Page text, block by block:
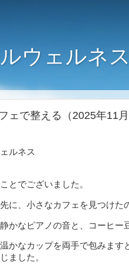
ウェルネ
ェで整える（2025年11月
ルネス
とでございました。
に、小さなカフェを見つけた
かなピアノの音と、コーヒー
かなカップを両手で包みます
ました。